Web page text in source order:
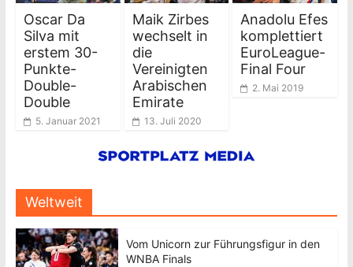
Oscar Da
Silva mit
erstem 30-
Punkte-
Double-
Double
5. Januar 2021
Maik Zirbes
wechselt in
die
Vereinigten
Arabischen
Emirate
13. Juli 2020
Anadolu Efes
komplettiert
EuroLeague-
Final Four
2. Mai 2019
Weltweit
Vom Unicorn zur Führungsfigur in den
WNBA Finals